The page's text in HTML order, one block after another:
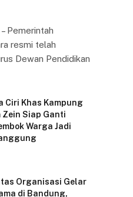
Pemerintah
resmi telah
Dewan Pendidikan
Ciri Khas Kampung
Zein Siap Ganti
Warga Jadi
Organisasi Gelar
di Bandung,